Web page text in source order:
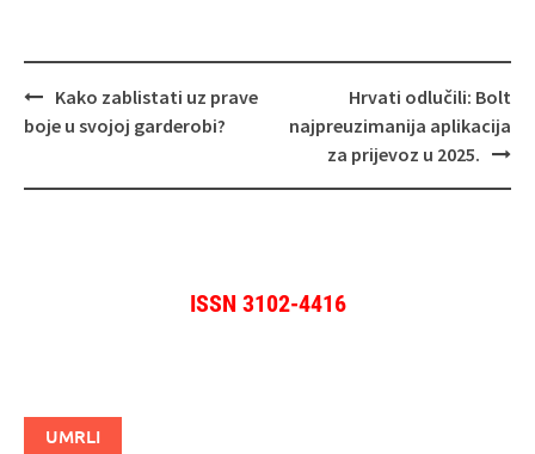
Navigacija
objava
Kako zablistati uz prave
boje u svojoj garderobi?
Hrvati odlučili: Bolt
najpreuzimanija aplikacija
za prijevoz u 2025.
ISSN 3102-4416
UMRLI